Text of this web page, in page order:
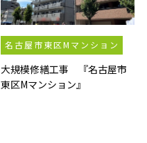
名古屋市東区Mマンション
大規模修繕工事 『名古屋市
東区Mマンション』